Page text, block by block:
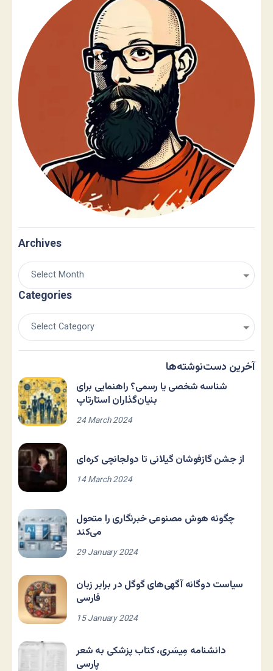
Archives
Categories
آخرین دست‌نوشته‌ها
شناسه شخصی یا رسمی؟ راهنمایی برای
بنیان‌گذاران استارتاپ
24 March 2024
از جشن گازفوشان گیلانی تا دولجانچی کره‌ای
14 March 2024
چگونه هوش مصنوعی خبرنگاری را متحول
می‌کند
29 January 2024
سیاست دوگانه آگهی‌های گوگل در برابر زبان
فارسی
15 January 2024
دانشنامه مِیسَری، کتاب پزشکی به شعر
پارسی